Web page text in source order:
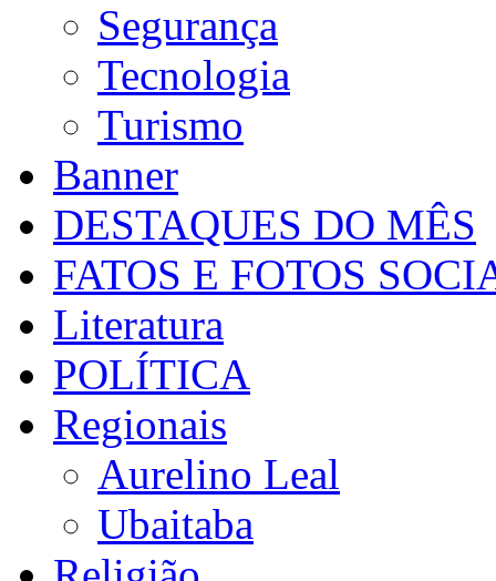
Segurança
Tecnologia
Turismo
Banner
DESTAQUES DO MÊS
FATOS E FOTOS
Literatura
POLÍTICA
Regionais
Aurelino Leal
Ubaitaba